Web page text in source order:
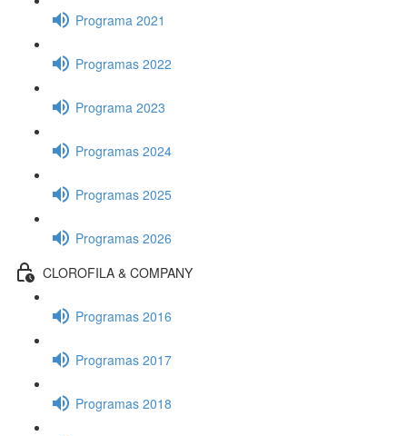
Programa 2021
Programas 2022
Programa 2023
Programas 2024
Programas 2025
Programas 2026
CLOROFILA & COMPANY
Programas 2016
Programas 2017
Programas 2018